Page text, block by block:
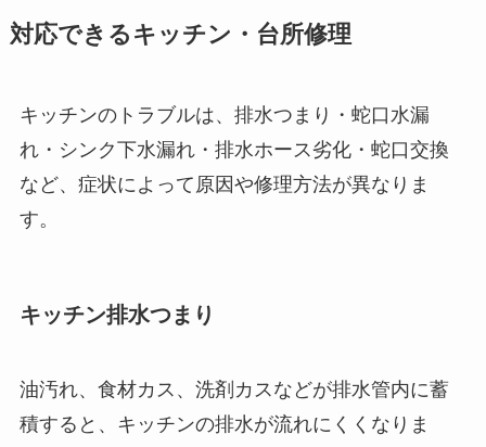
対応できるキッチン・台所修理
キッチンのトラブルは、排水つまり・蛇口水漏
れ・シンク下水漏れ・排水ホース劣化・蛇口交換
など、症状によって原因や修理方法が異なりま
す。
キッチン排水つまり
油汚れ、食材カス、洗剤カスなどが排水管内に蓄
積すると、キッチンの排水が流れにくくなりま